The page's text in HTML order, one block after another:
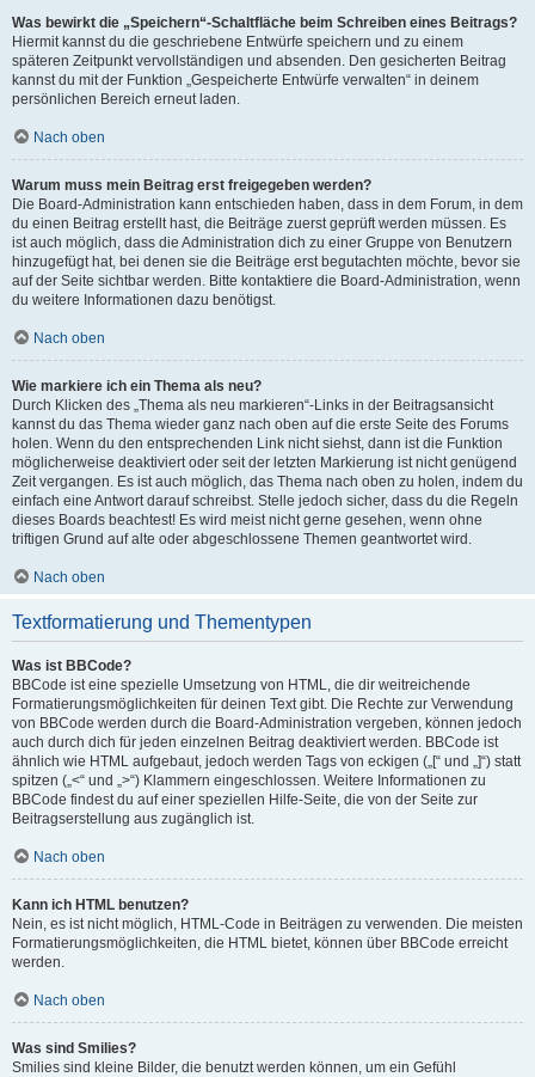
Was bewirkt die „Speichern“-Schaltfläche beim Schreiben eines Beitrags?
Hiermit kannst du die geschriebene Entwürfe speichern und zu einem
späteren Zeitpunkt vervollständigen und absenden. Den gesicherten Beitrag
kannst du mit der Funktion „Gespeicherte Entwürfe verwalten“ in deinem
persönlichen Bereich erneut laden.
Nach oben
Warum muss mein Beitrag erst freigegeben werden?
Die Board-Administration kann entschieden haben, dass in dem Forum, in dem
du einen Beitrag erstellt hast, die Beiträge zuerst geprüft werden müssen. Es
ist auch möglich, dass die Administration dich zu einer Gruppe von Benutzern
hinzugefügt hat, bei denen sie die Beiträge erst begutachten möchte, bevor sie
auf der Seite sichtbar werden. Bitte kontaktiere die Board-Administration, wenn
du weitere Informationen dazu benötigst.
Nach oben
Wie markiere ich ein Thema als neu?
Durch Klicken des „Thema als neu markieren“-Links in der Beitragsansicht
kannst du das Thema wieder ganz nach oben auf die erste Seite des Forums
holen. Wenn du den entsprechenden Link nicht siehst, dann ist die Funktion
möglicherweise deaktiviert oder seit der letzten Markierung ist nicht genügend
Zeit vergangen. Es ist auch möglich, das Thema nach oben zu holen, indem du
einfach eine Antwort darauf schreibst. Stelle jedoch sicher, dass du die Regeln
dieses Boards beachtest! Es wird meist nicht gerne gesehen, wenn ohne
triftigen Grund auf alte oder abgeschlossene Themen geantwortet wird.
Nach oben
Textformatierung und Thementypen
Was ist BBCode?
BBCode ist eine spezielle Umsetzung von HTML, die dir weitreichende
Formatierungsmöglichkeiten für deinen Text gibt. Die Rechte zur Verwendung
von BBCode werden durch die Board-Administration vergeben, können jedoch
auch durch dich für jeden einzelnen Beitrag deaktiviert werden. BBCode ist
ähnlich wie HTML aufgebaut, jedoch werden Tags von eckigen („[“ und „]“) statt
spitzen („<“ und „>“) Klammern eingeschlossen. Weitere Informationen zu
BBCode findest du auf einer speziellen Hilfe-Seite, die von der Seite zur
Beitragserstellung aus zugänglich ist.
Nach oben
Kann ich HTML benutzen?
Nein, es ist nicht möglich, HTML-Code in Beiträgen zu verwenden. Die meisten
Formatierungsmöglichkeiten, die HTML bietet, können über BBCode erreicht
werden.
Nach oben
Was sind Smilies?
Smilies sind kleine Bilder, die benutzt werden können, um ein Gefühl